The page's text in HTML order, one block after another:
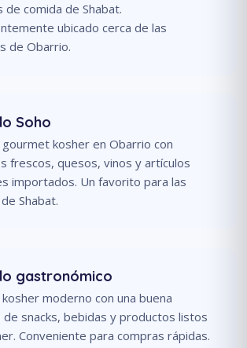
de comida de Shabat.
ubicado cerca de las
de Obarrio.
Soho
kosher en Obarrio con
frescos, quesos, vinos y artículos
importados. Un favorito para las
Shabat.
gastronómico
moderno con una buena
de snacks, bebidas y productos listos
Conveniente para compras rápidas.